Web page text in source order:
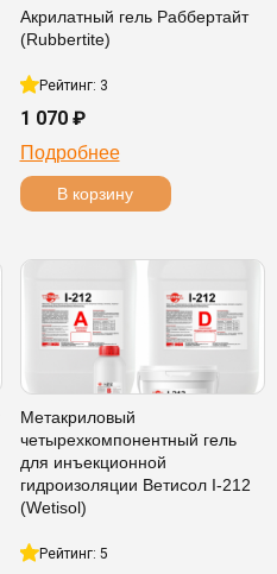
Акрилатный гель Раббертайт
(Rubbertite)
Рейтинг: 3
1 070 ₽
Подробнее
В корзину
Метакриловый
четырехкомпонентный гель
для инъекционной
гидроизоляции Ветисол I-212
(Wetisol)
Рейтинг: 5